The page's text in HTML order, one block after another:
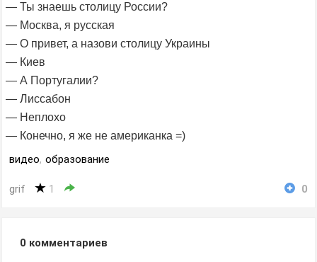
— Ты знаешь столицу России?
— Москва, я русская
— О привет, а назови столицу Украины
— Киев
— А Португалии?
— Лиссабон
— Неплохо
— Конечно, я же не американка =)
видео, образование
grif 1 0
0 комментариев